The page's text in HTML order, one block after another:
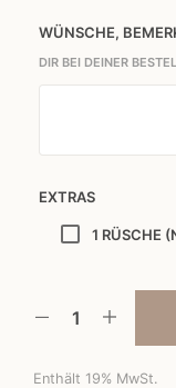
WÜNSCHE,
DIR BEI DEINER
EXTRAS
1 RÜSCHE
Enthält 19% MwSt.